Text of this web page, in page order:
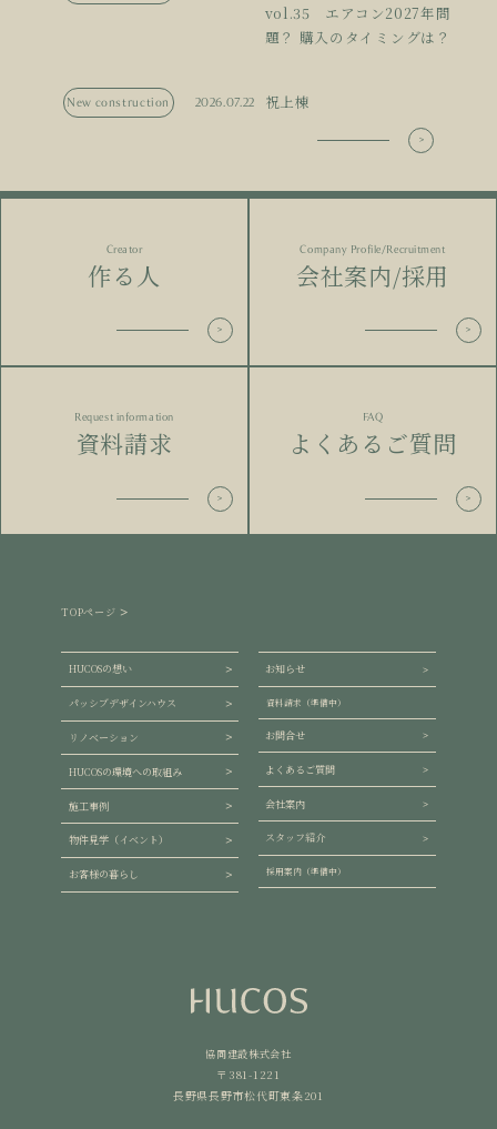
vol.35 エアコン2027年問
題？ 購入のタイミングは？
New construction 2026.07.22 祝上棟
Creator
作る人
Company Profile/Recruitment
会社案内/採用
Request information
資料請求
FAQ
よくあるご質問
協同建設株式会社
〒381-1221
長野県長野市松代町東条201
TOPページ
HUCOSの想い
パッシブデザインハウス
リノベーション
HUCOSの環境への取組み
施工事例
物件見学（イベント）
お客様の暮らし
お知らせ
資料請求（準備中）
お問合せ
よくあるご質問
会社案内
スタッフ紹介
採用案内（準備中）